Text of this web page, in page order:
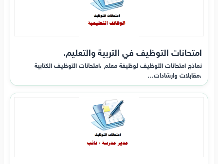
امتحانات التوظيف في التربية والتعليم.
نماذج امتحانات التوظيف لوظيفة معلم ،امتحانات التوظيف الكتابية
،مقابلات وارشادات…